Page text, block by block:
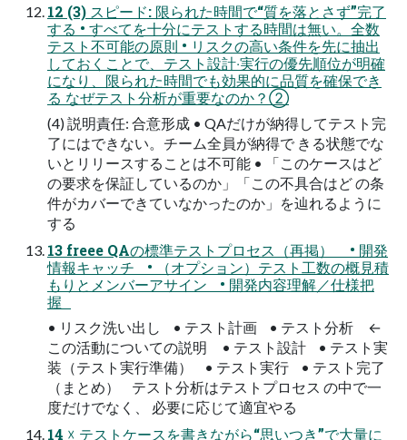
12 (3) スピード: 限られた時間で“質を落とさず”完了
する • すべてを⼗分にテストする時間は無い。全数
テスト不可能の原則 • リスクの⾼い条件を先に抽出
しておくことで、テスト設計‧実⾏の優先順位が明確
になり、限られた時間でも効果的に品質を確保でき
る なぜテスト分析が重要なのか？②
(4) 説明責任: 合意形成 • QAだけが納得してテスト完
了にはできない。チーム全員が納得で きる状態でな
いとリリースすることは不可能 • 「このケースはど
の要求を保証しているのか」「この不具合はど の条
件がカバーできていなかったのか」を辿れるように
する
13 freee QAの標準テストプロセス（再掲） • 開発
情報キャッチ • （オプション）テスト工数の概見積
もりとメンバーアサイン • 開発内容理解／仕様把
握
• リスク洗い出し • テスト計画 • テスト分析 ←
この活動についての説明 • テスト設計 • テスト実
装（テスト実行準備） • テスト実行 • テスト完了
（まとめ） テスト分析はテストプロセス の中で⼀
度だけでなく、 必要に応じて適宜やる
14 ☓ テストケースを書きながら“思いつき”で⼤量に